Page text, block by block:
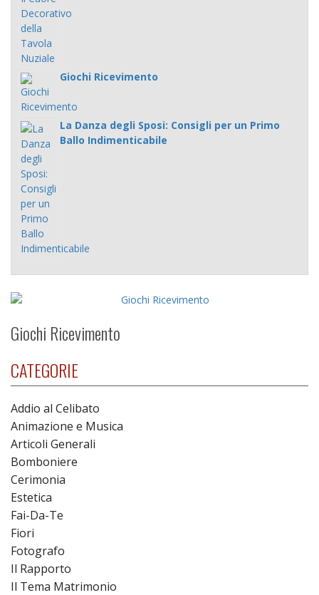
Giochi Ricevimento
La Danza degli Sposi: Consigli per un Primo
Ballo Indimenticabile
Giochi Ricevimento
CATEGORIE
Addio al Celibato
Animazione e Musica
Articoli Generali
Bomboniere
Cerimonia
Estetica
Fai-Da-Te
Fiori
Fotografo
Il Rapporto
Il Tema Matrimonio